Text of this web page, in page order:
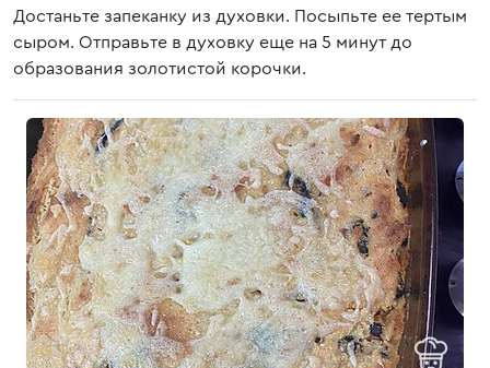
Достаньте запеканку из духовки. Посыпьте ее тертым
сыром. Отправьте в духовку еще на 5 минут до
образования золотистой корочки.